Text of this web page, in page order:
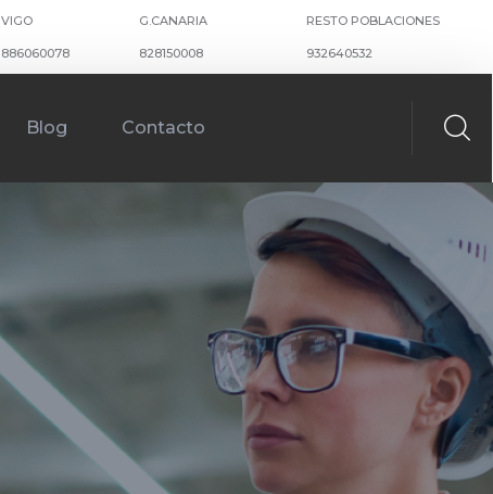
VIGO
886060078
G.CANARIA
828150008
RESTO POBLACIONES
932640532
Blog Contacto